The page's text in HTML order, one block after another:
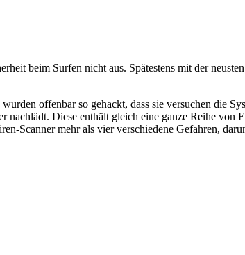
beim Surfen nicht aus. Spätestens mit der
offenbar so gehackt, dass sie versuchen die
nachlädt. Diese enthält gleich eine ganze Reihe
Scanner mehr als vier verschiedene Gefahren,